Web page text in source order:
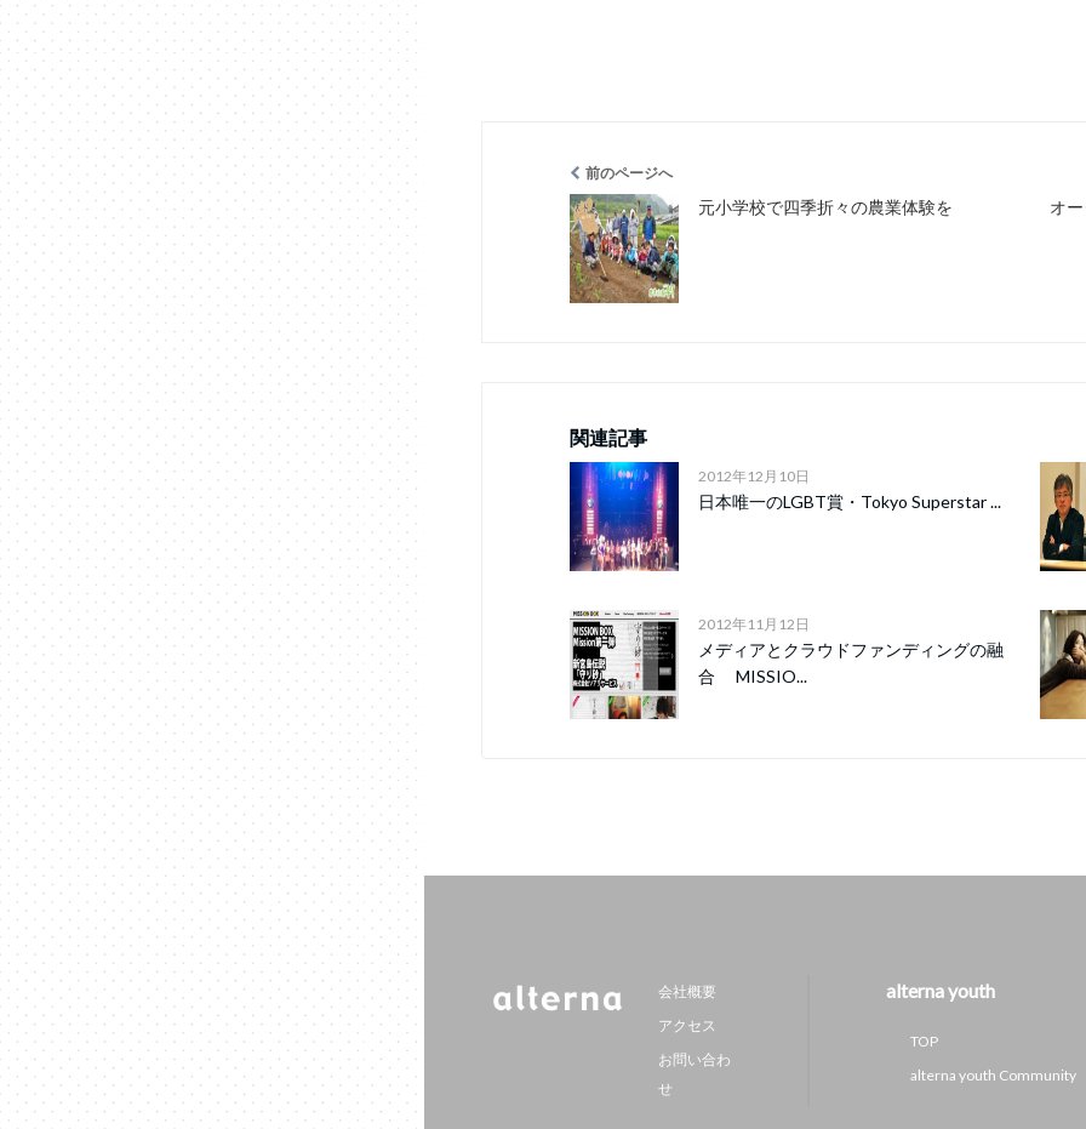
前のページへ
元小学校で四季折々の農業体験を オ
関連記事
2012年12月10日
日本唯一のLGBT賞・Tokyo Superstar ...
2012年11月12日
メディアとクラウドファンディングの融
合 MISSIO...
会社概要
アクセス
お問い合わ
せ
alterna youth
TOP
alterna youth Community